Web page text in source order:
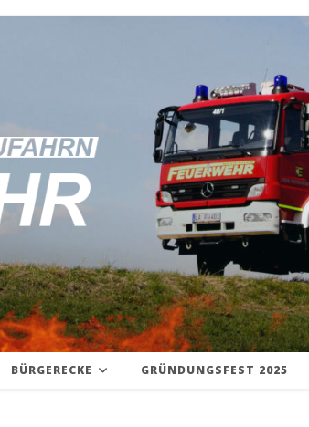
BÜRGERECKE GRÜNDUNGSFEST 2025